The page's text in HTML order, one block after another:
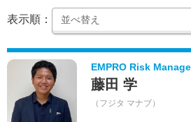
表示順：
EMPRO Risk
藤田 学
（フジタ マナブ）